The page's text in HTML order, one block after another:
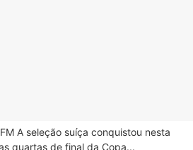
A seleção suíça conquistou nesta
quartas de final da Copa...